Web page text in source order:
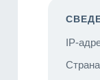
IP-
Страна